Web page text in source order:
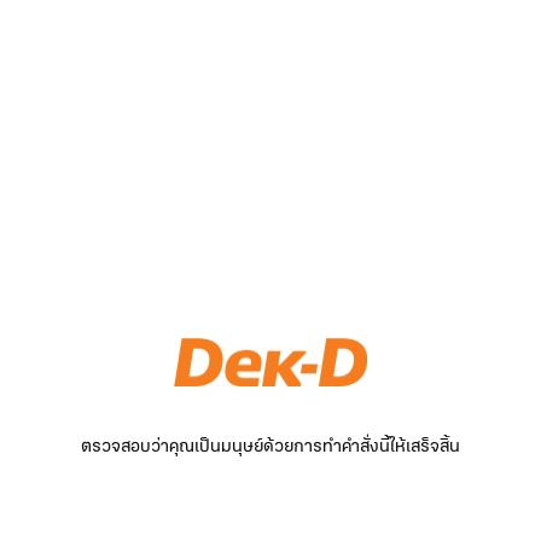
ตรวจสอบว่าคุณเป็นมนุษย์ด้วยการทำคำสั่งนี้ให้เสร็จสิ้น